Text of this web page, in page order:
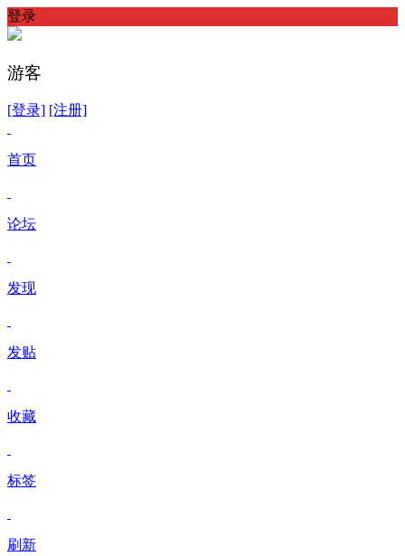
登录
游客
[登录] [注册]
首页
论坛
发现
发贴
收藏
标签
刷新